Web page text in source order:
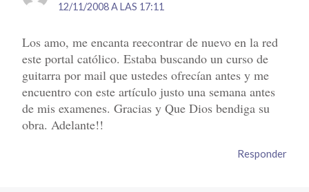
12/11/2008 A LAS 17:11
Los amo, me encanta reecontrar de nuevo en la red
este portal católico. Estaba buscando un curso de
guitarra por mail que ustedes ofrecían antes y me
encuentro con este artículo justo una semana antes
de mis examenes. Gracias y Que Dios bendiga su
obra. Adelante!!
Responder